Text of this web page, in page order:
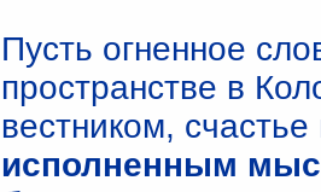
Пусть огненное
пространстве в
вестником,
исполненным